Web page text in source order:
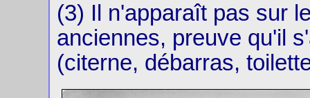
(3) Il n'apparaît pas sur
anciennes, preuve qu'il
(citerne, débarras,